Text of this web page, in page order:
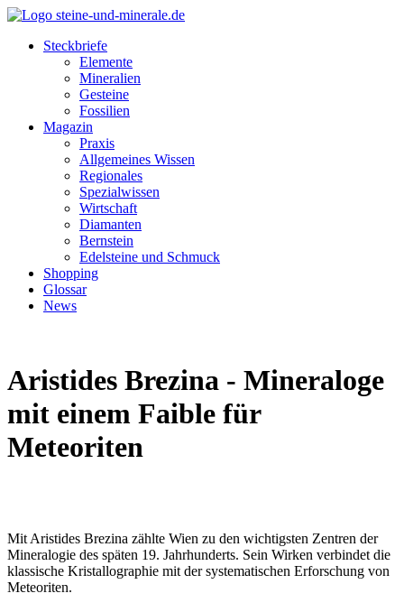
Steckbriefe
Elemente
Mineralien
Gesteine
Fossilien
Magazin
Praxis
Allgemeines Wissen
Regionales
Spezialwissen
Wirtschaft
Diamanten
Bernstein
Edelsteine und Schmuck
Shopping
Glossar
News
Aristides Brezina - Mineraloge
mit einem Faible für
Meteoriten
Mit Aristides Brezina zählte Wien zu den wichtigsten Zentren der
Mineralogie des späten 19. Jahrhunderts. Sein Wirken verbindet die
klassische Kristallographie mit der systematischen Erforschung von
Meteoriten.